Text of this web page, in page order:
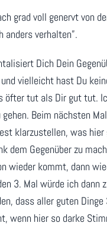
grad voll genervt von
verhalten”.
Dich Dein
vielleicht hast Du
öfter tut als Dir gut tut.
gehen. Beim nächsten
klarzustellen, was
dem Gegenüber zu
wieder kommt, dann
3. Mal würde ich dann
dass aller guten Dinge
wenn hier so darke